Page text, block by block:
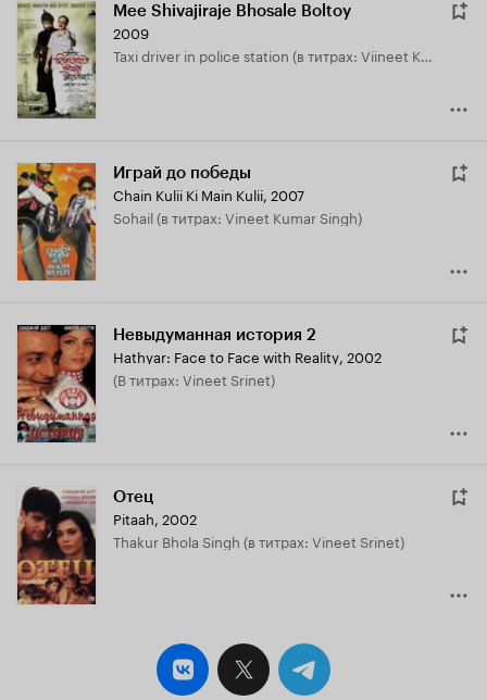
Mee Shivajiraje Bhosale Boltoy
2009
Taxi driver in police station (в титрах: Viineet Kumar)
Играй до победы
Chain Kulii Ki Main Kulii, 2007
Sohail (в титрах: Vineet Kumar Singh)
Невыдуманная история 2
Hathyar: Face to Face with Reality, 2002
(в титрах: Vineet Srinet)
Отец
Pitaah, 2002
Thakur Bhola Singh (в титрах: Vineet Srinet)